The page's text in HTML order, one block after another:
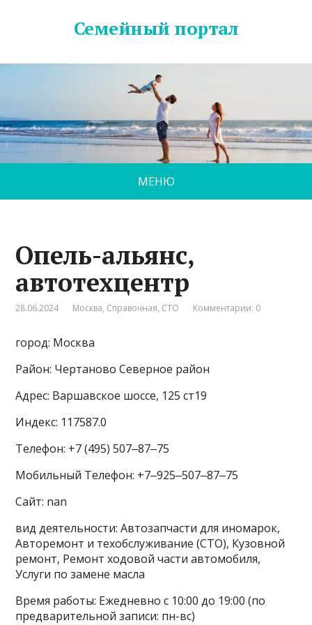
Семейный портал
МЕНЮ
Опель-альянс,
автотехцентр
28.06.2024 Москва, Справочная, СТО Комментарии: 0
город: Москва
Район: Чертаново Северное район
Адрес: Варшавское шоссе, 125 ст19
Индекс: 117587.0
Телефон: +7 (495) 507‒87‒75
Мобильный Телефон: +7‒925‒507‒87‒75
Сайт: nan
вид деятельности: Автозапчасти для иномарок,
Авторемонт и техобслуживание (СТО), Кузовной
ремонт, Ремонт ходовой части автомобиля,
Услуги по замене масла
Время работы: Ежедневно с 10:00 до 19:00 (по
предварительной записи: пн-вс)